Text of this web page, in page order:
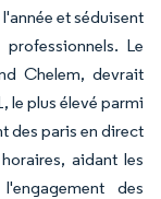
et séduisent
Le
Chelem, devrait
le plus élevé parmi
des paris en direct
aidant les
des